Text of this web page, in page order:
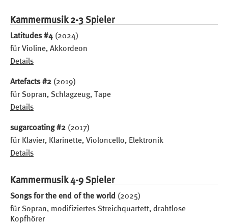
Kammermusik 2-3 Spieler
Latitudes #4 (2024)
für Violine, Akkordeon
Details
Artefacts #2 (2019)
für Sopran, Schlagzeug, Tape
Details
sugarcoating #2 (2017)
für Klavier, Klarinette, Violoncello, Elektronik
Details
Kammermusik 4-9 Spieler
Songs for the end of the world (2025)
für Sopran, modifiziertes Streichquartett, drahtlose
Kopfhörer